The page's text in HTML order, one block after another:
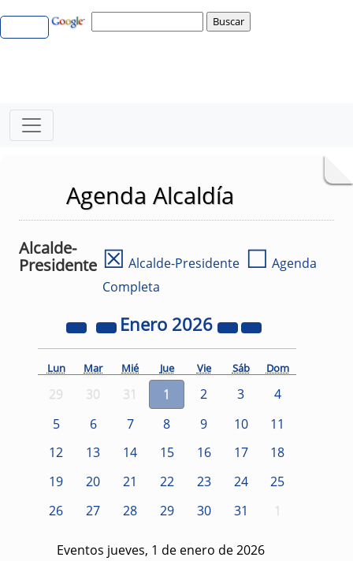
Agenda Alcaldía
Alcalde-
Presidente ☒ Alcalde-Presidente ☐ Agenda
Completa
Enero 2026
Lun Mar Mié Jue Vie Sáb Dom
29 30 31 1 2 3
4
5
6 7 8 9 10
11
12
13 14 15 16 17
18
19
20 21 22 23 24
25
26
27 28 29 30 31 1
Eventos jueves, 1 de enero de 2026